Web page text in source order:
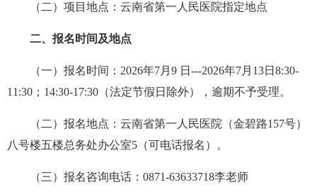
院务公开
健康科普
医院招聘
（二）项目地点： 云南省第一人民医院指定地点
二、报名时间及地点
（一）报名时间： 2026年7月 9 日 ---2026年7月 13日 8:30-
11:30；14:30-1 7:30 （法定节假日除外），逾期不予受理。
（二）报名地点：云南省第一人民医院（金碧路157号）
八号楼五楼总务处办公室5 （可电话报名）。
（三）报名咨询电话： 0871-63633718李老师